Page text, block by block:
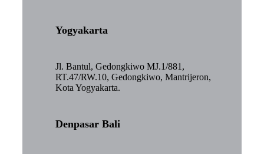
Yogyakarta
Jl. Bantul, Gedongkiwo MJ.1/881,
RT.47/RW.10, Gedongkiwo, Mantrijeron,
Kota Yogyakarta.
Denpasar Bali